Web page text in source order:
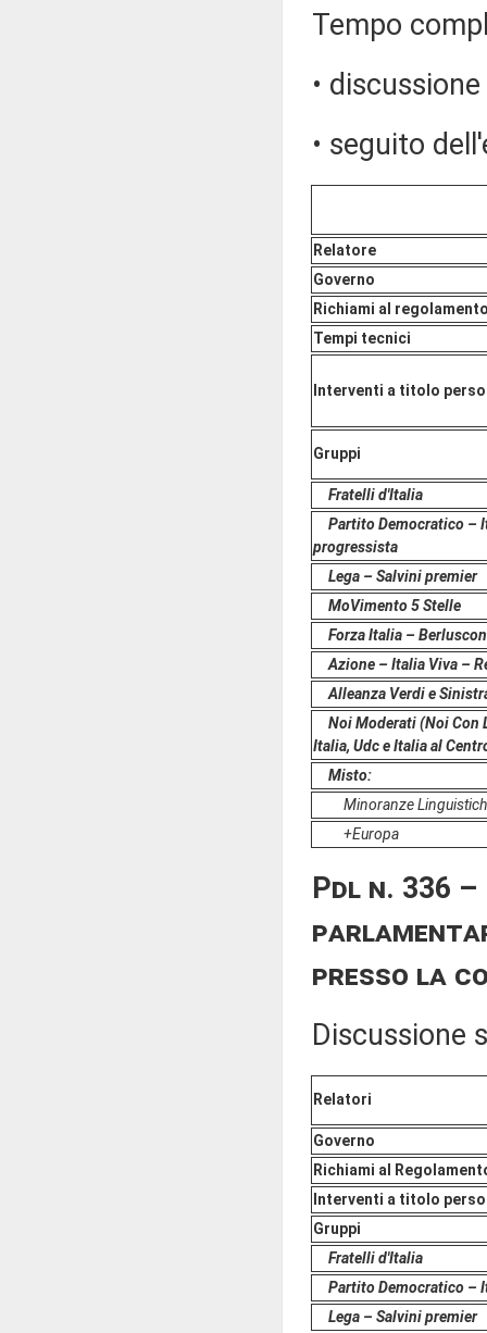
Tempo
•
• seguito
Relatore
Governo
Richiami al
Tempi tecnici
Interventi a titolo
Gruppi
Fratelli d'Italia
Partito Democratico –
progressista
Lega – Salvini premier
MoVimento 5 Stelle
Forza Italia –
Azione – Italia Viva –
Alleanza Verdi e
Noi Moderati (Noi Con
Italia, Udc e Italia al
Misto:
Minoranze
+Europa
Pdl n. 336
presso la
Discussione
Relatori
Governo
Richiami al
Interventi a titolo
Gruppi
Fratelli d'Italia
Partito Democratico –
Lega – Salvini premier